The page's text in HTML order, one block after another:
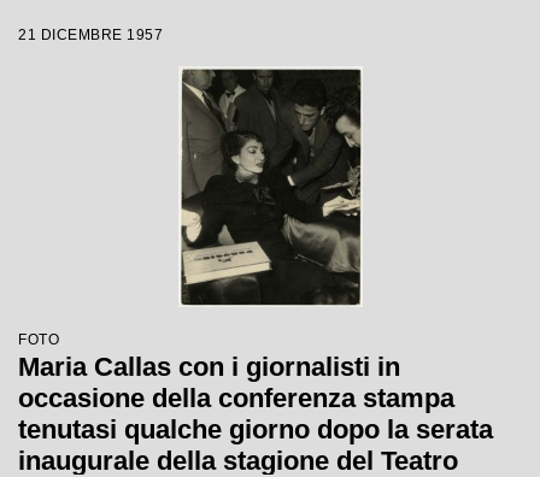
21 DICEMBRE 1957
FOTO
Maria Callas con i giornalisti in
occasione della conferenza stampa
tenutasi qualche giorno dopo la serata
inaugurale della stagione del Teatro